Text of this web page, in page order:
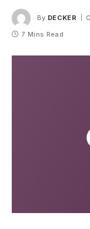
By DECKER
7 Mins Read